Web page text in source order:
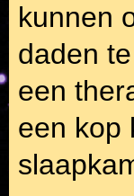
kunnen
daden
een
een kop